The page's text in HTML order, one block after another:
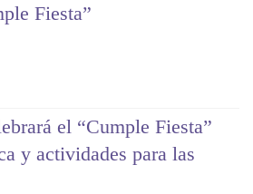
Fiesta”
el “Cumple Fiesta”
y actividades para las